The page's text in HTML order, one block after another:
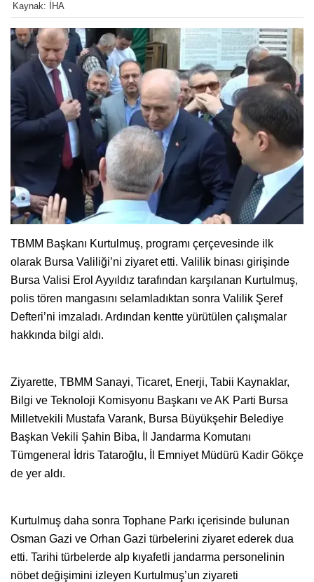
Kaynak: İHA
TBMM Başkanı Kurtulmuş, programı çerçevesinde ilk
olarak Bursa Valiliği’ni ziyaret etti. Valilik binası girişinde
Bursa Valisi Erol Ayyıldız tarafından karşılanan Kurtulmuş,
polis tören mangasını selamladıktan sonra Valilik Şeref
Defteri’ni imzaladı. Ardından kentte yürütülen çalışmalar
hakkında bilgi aldı.
Ziyarette, TBMM Sanayi, Ticaret, Enerji, Tabii Kaynaklar,
Bilgi ve Teknoloji Komisyonu Başkanı ve AK Parti Bursa
Milletvekili Mustafa Varank, Bursa Büyükşehir Belediye
Başkan Vekili Şahin Biba, İl Jandarma Komutanı
Tümgeneral İdris Tataroğlu, İl Emniyet Müdürü Kadir Gökçe
de yer aldı.
Kurtulmuş daha sonra Tophane Parkı içerisinde bulunan
Osman Gazi ve Orhan Gazi türbelerini ziyaret ederek dua
etti. Tarihi türbelerde alp kıyafetli jandarma personelinin
nöbet değişimini izleyen Kurtulmuş’un ziyareti